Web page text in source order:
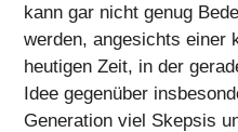
kann gar nicht genug
werden, angesichts einer
heutigen Zeit, in der
Idee gegenüber
Generation viel Skepsis